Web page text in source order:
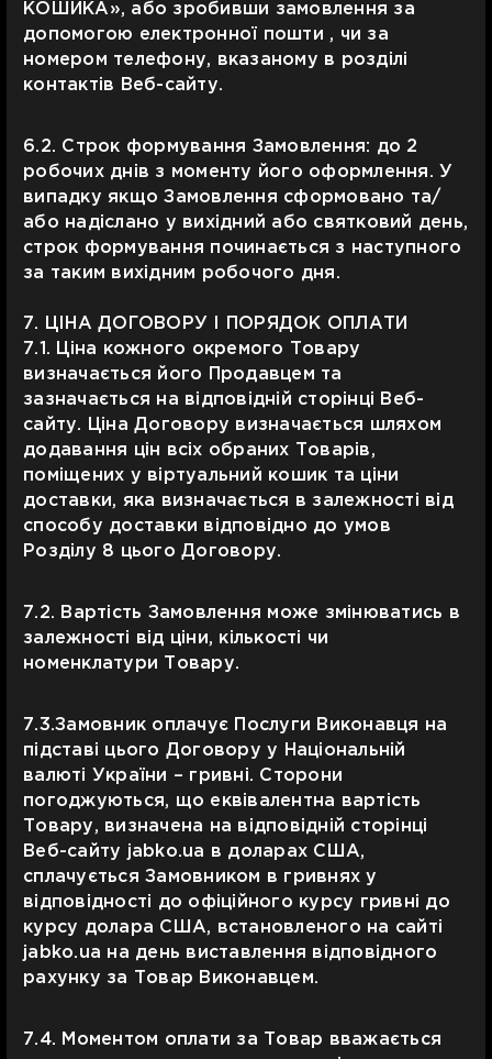
КОШИКА», або зробивши замовлення за
допомогою електронної пошти , чи за
номером телефону, вказаному в розділі
контактів Веб-сайту.
6.2. Строк формування Замовлення: до 2
робочих днів з моменту його оформлення. У
випадку якщо Замовлення сформовано та/
або надіслано у вихідний або святковий день,
строк формування починається з наступного
за таким вихідним робочого дня.
7. ЦІНА ДОГОВОРУ І ПОРЯДОК ОПЛАТИ
7.1. Ціна кожного окремого Товару
визначається його Продавцем та
зазначається на відповідній сторінці Веб-
сайту. Ціна Договору визначається шляхом
додавання цін всіх обраних Товарів,
поміщених у віртуальний кошик та ціни
доставки, яка визначається в залежності від
способу доставки відповідно до умов
Розділу 8 цього Договору.
7.2. Вартість Замовлення може змінюватись в
залежності від ціни, кількості чи
номенклатури Товару.
7.3.Замовник оплачує Послуги Виконавця на
підставі цього Договору у Національній
валюті України – гривні. Сторони
погоджуються, що еквівалентна вартість
Товару, визначена на відповідній сторінці
Веб-сайту jabko.ua в доларах США,
сплачується Замовником в гривнях у
відповідності до офіційного курсу гривні до
курсу долара США, встановленого на сайті
jabko.ua на день виставлення відповідного
рахунку за Товар Виконавцем.
7.4. Моментом оплати за Товар вважається